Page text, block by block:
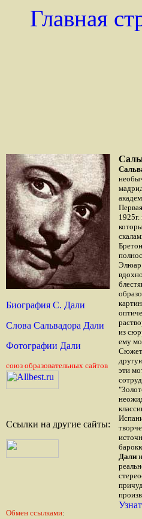
Главная
Биография С. Дали
Слова Сальвадора Дали
Фотографии Дали
союз образовательных сайтов
Ссылки на другие сайты:
Обмен ссылками:
Элюар
из
ему
эти
Дали